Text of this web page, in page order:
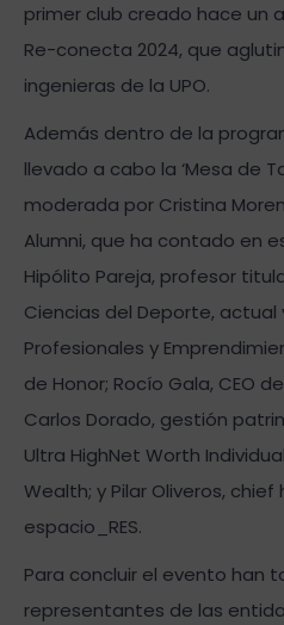
primer club creado hace un
Re-conecta 2024, que
ingenieras de la UPO.
Además dentro de la
llevado a cabo la ‘Mesa de
moderada por Cristina
Alumni, que ha contado en
Hipólito Pareja, profesor
Ciencias del Deporte,
Profesionales y
de Honor; Rocío Gala, CEO
Carlos Dorado, gestión
Ultra HighNet Worth
Wealth; y Pilar Oliveros,
espacio_RES.
Para concluir el evento han
representantes de las